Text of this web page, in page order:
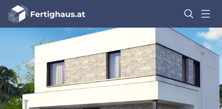
Fertighaus
Logo
Anmelden